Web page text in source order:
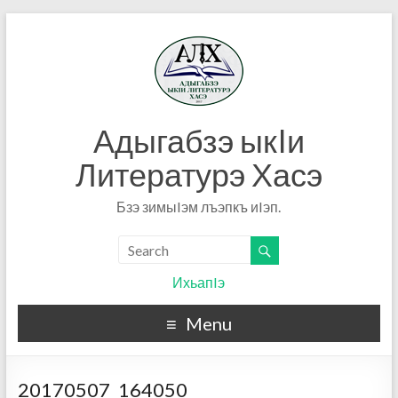
Адыгабзэ ыкIи
Литературэ Хасэ
Бзэ зимыIэм лъэпкъ иIэп.
ИхьапIэ
Menu
20170507_164050